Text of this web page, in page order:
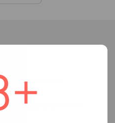
з'явиться
знижки